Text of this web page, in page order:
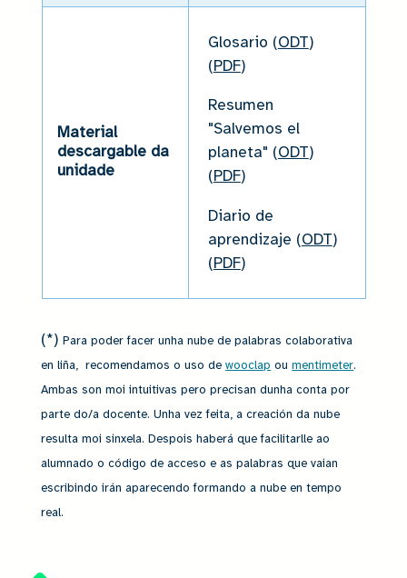
Material
descargable da
unidade
Glosario (ODT)
(PDF)
Resumen
"Salvemos el
planeta" (ODT)
(PDF)
Diario de
aprendizaje (ODT)
(PDF)
(*)Para poder facer unha nube de palabras colaborativa
en liña, recomendamos o uso dewooclap oumentimeter.
Ambas son moi intuitivas pero precisan dunha conta por
parte do/a docente. Unha vez feita, a creación da nube
resulta moi sinxela. Despois haberá que facilitarlle ao
alumnado o código de acceso e as palabras que vaian
escribindo irán aparecendo formando a nube en tempo
real.